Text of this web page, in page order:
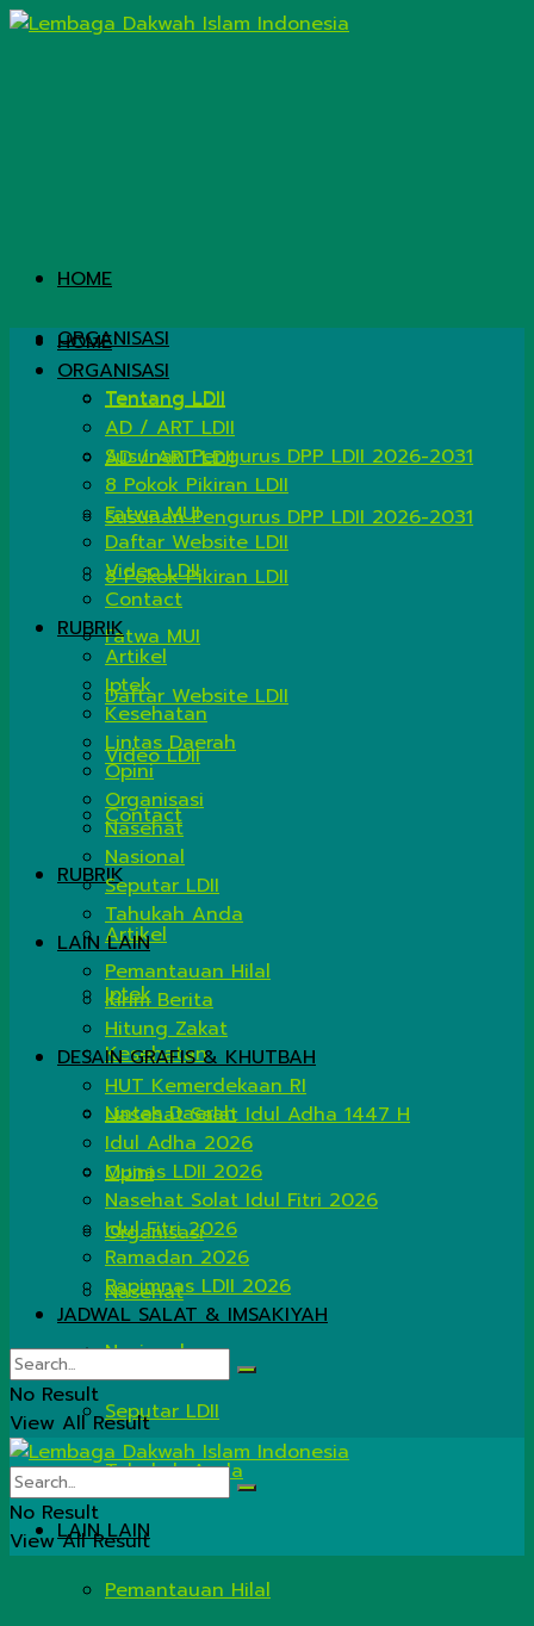
HOME
ORGANISASI
Tentang LDII
AD / ART LDII
Susunan Pengurus DPP LDII 2026-2031
8 Pokok Pikiran LDII
Fatwa MUI
Daftar Website LDII
Video LDII
Contact
RUBRIK
Artikel
Iptek
Kesehatan
Lintas Daerah
Opini
Organisasi
Nasehat
Nasional
Seputar LDII
Tahukah Anda
LAIN LAIN
Pemantauan Hilal
HOME
ORGANISASI
Tentang LDII
AD / ART LDII
Susunan Pengurus DPP LDII 2026-2031
8 Pokok Pikiran LDII
Fatwa MUI
Daftar Website LDII
Video LDII
Contact
RUBRIK
Artikel
Iptek
Kesehatan
Lintas Daerah
Opini
Organisasi
Nasehat
Nasional
Seputar LDII
Tahukah Anda
LAIN LAIN
Pemantauan Hilal
Kirim Berita
Hitung Zakat
DESAIN GRAFIS & KHUTBAH
HUT Kemerdekaan RI
Nasehat Salat Idul Adha 1447 H
Idul Adha 2026
Munas LDII 2026
Nasehat Solat Idul Fitri 2026
Idul Fitri 2026
Ramadan 2026
Rapimnas LDII 2026
JADWAL SALAT & IMSAKIYAH
No Result
View All Result
No Result
View All Result